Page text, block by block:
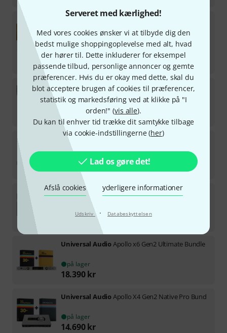
Serveret med kærlighed!
Med vores cookies ønsker vi at tilbyde dig den
bedst mulige shoppingoplevelse med alt, hvad
der hører til. Dette inkluderer for eksempel
passende tilbud, personlige annoncer og gemte
præferencer. Hvis du er okay med dette, skal du
blot acceptere brugen af cookies til præferencer,
statistik og markedsføring ved at klikke på "I
orden!" (vis alle).
Du kan til enhver tid trække dit samtykke tilbage
via cookie-indstillingerne (her)
Lad os gøre det!
Afslå cookies yderligere informationer
Udskriv · Databeskyttelsen
Universal Audio Apollo Solo TB3 Herita B-Stock
på lager
3.799kr
30-dages-bedste-pris :4.111 kr
-8%
AntelopeOrion Studio SC Stereo Bundle
på lager
22.390 kr
Universal AudioApollo x16D Gen2 Ultimat Bundl
på lager
22.090kr
Universal AudioApollo Twin X Quad G2 Native P
på lager
Universal AudioApollo x6 Gen2 Ultimate Bundle
på lager
18.390 kr
Universal AudioApollo X4 Gen2 Native Pro Bund
på lager
14.690 kr